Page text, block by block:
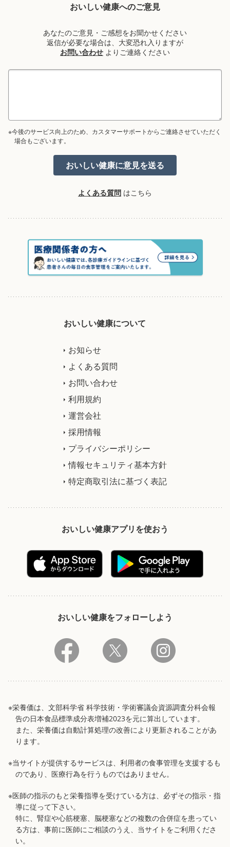
おいしい健康へのご意見
あなたのご意見・ご感想をお聞かせください
返信が必要な場合は、大変恐れ入りますが
お問い合わせ よりご連絡ください
※今後のサービス向上のため、カスタマーサポートからご連絡させていただく
場合もございます。
よくある質問 はこちら
おいしい健康について
お知らせ
よくある質問
お問い合わせ
利用規約
運営会社
採用情報
プライバシーポリシー
情報セキュリティ基本方針
特定商取引法に基づく表記
おいしい健康アプリを使おう
おいしい健康をフォローしよう
※栄養価は、文部科学省 科学技術・学術審議会資源調査分科会報
告の日本食品標準成分表増補2023を元に算出しています。
また、栄養価は自動計算処理の改善により更新されることがあ
ります。
※当サイトが提供するサービスは、利用者の食事管理を支援するも
のであり、医療行為を行うものではありません。
※医師の指示のもと栄養指導を受けている方は、必ずその指示・指
導に従って下さい。
特に、腎症や心筋梗塞、脳梗塞などの複数の合併症を患ってい
る方は、事前に医師にご相談のうえ、当サイトをご利用くださ
い。